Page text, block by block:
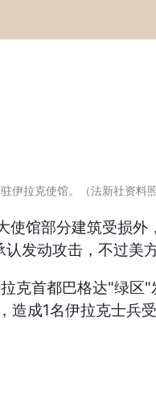
伊拉克使馆。（法新社资料照
馆部分建筑受损外
发动攻击，不过美
克首都巴格达"绿区
成1名伊拉克士兵